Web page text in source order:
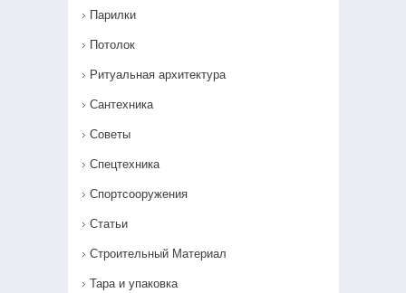
Парилки
Потолок
Ритуальная архитектура
Сантехника
Советы
Спецтехника
Спортсооружения
Статьи
Строительный Материал
Тара и упаковка